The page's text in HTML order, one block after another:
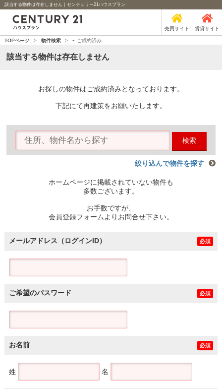
該当する物件は存在しません｜センチュリー21ハウスプラン
売買サイト 賃貸サイト
TOPページ > 物件検索 > - ご成約済み
該当する物件は存在しません
お探しの物件はご成約済みとなっております。
下記にて再建策をお願いたします。
検索
絞り込んで物件を探す
ホームページに掲載されていない物件も
多数ございます。
お手数ですが、
会員登録フォームよりお問合せ下さい。
メールアドレス（ログインID） 必須
ご希望のパスワード 必須
お名前 必須
姓 名